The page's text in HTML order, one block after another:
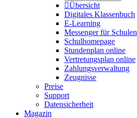
Übersicht
Digitales Klassenbuch
E-Learning
Messenger für Schulen
Schulhomepage
Stundenplan online
Vertretungsplan online
Zahlungsverwaltung
Zeugnisse
Preise
Support
Datensicherheit
Magazin